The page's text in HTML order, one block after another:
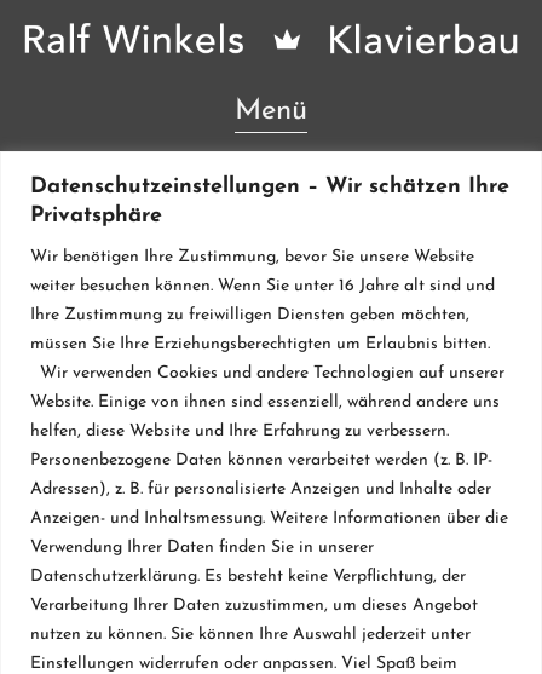
Datenschutzeinstellungen – Wir schätzen Ihre
Privatsphäre
Wir benötigen Ihre Zustimmung, bevor Sie unsere Website
weiter besuchen können. Wenn Sie unter 16 Jahre alt sind und
Ihre Zustimmung zu freiwilligen Diensten geben möchten,
müssen Sie Ihre Erziehungsberechtigten um Erlaubnis bitten.
Wir verwenden Cookies und andere Technologien auf unserer
Website. Einige von ihnen sind essenziell, während andere uns
helfen, diese Website und Ihre Erfahrung zu verbessern.
Personenbezogene Daten können verarbeitet werden (z. B. IP-
Adressen), z. B. für personalisierte Anzeigen und Inhalte oder
Anzeigen- und Inhaltsmessung. Weitere Informationen über die
Verwendung Ihrer Daten finden Sie in unserer
Datenschutzerklärung. Es besteht keine Verpflichtung, der
Verarbeitung Ihrer Daten zuzustimmen, um dieses Angebot
nutzen zu können. Sie können Ihre Auswahl jederzeit unter
Einstellungen widerrufen oder anpassen. Viel Spaß beim
Menü
Lieferanten & Material
Werkstatt
Klavierstimmung
Flügel & Pianos
Restaurierung
Vermietung
Klavierbau seit 1984
Datenschutzerklärung
Kontakt & Impressum
Projekte